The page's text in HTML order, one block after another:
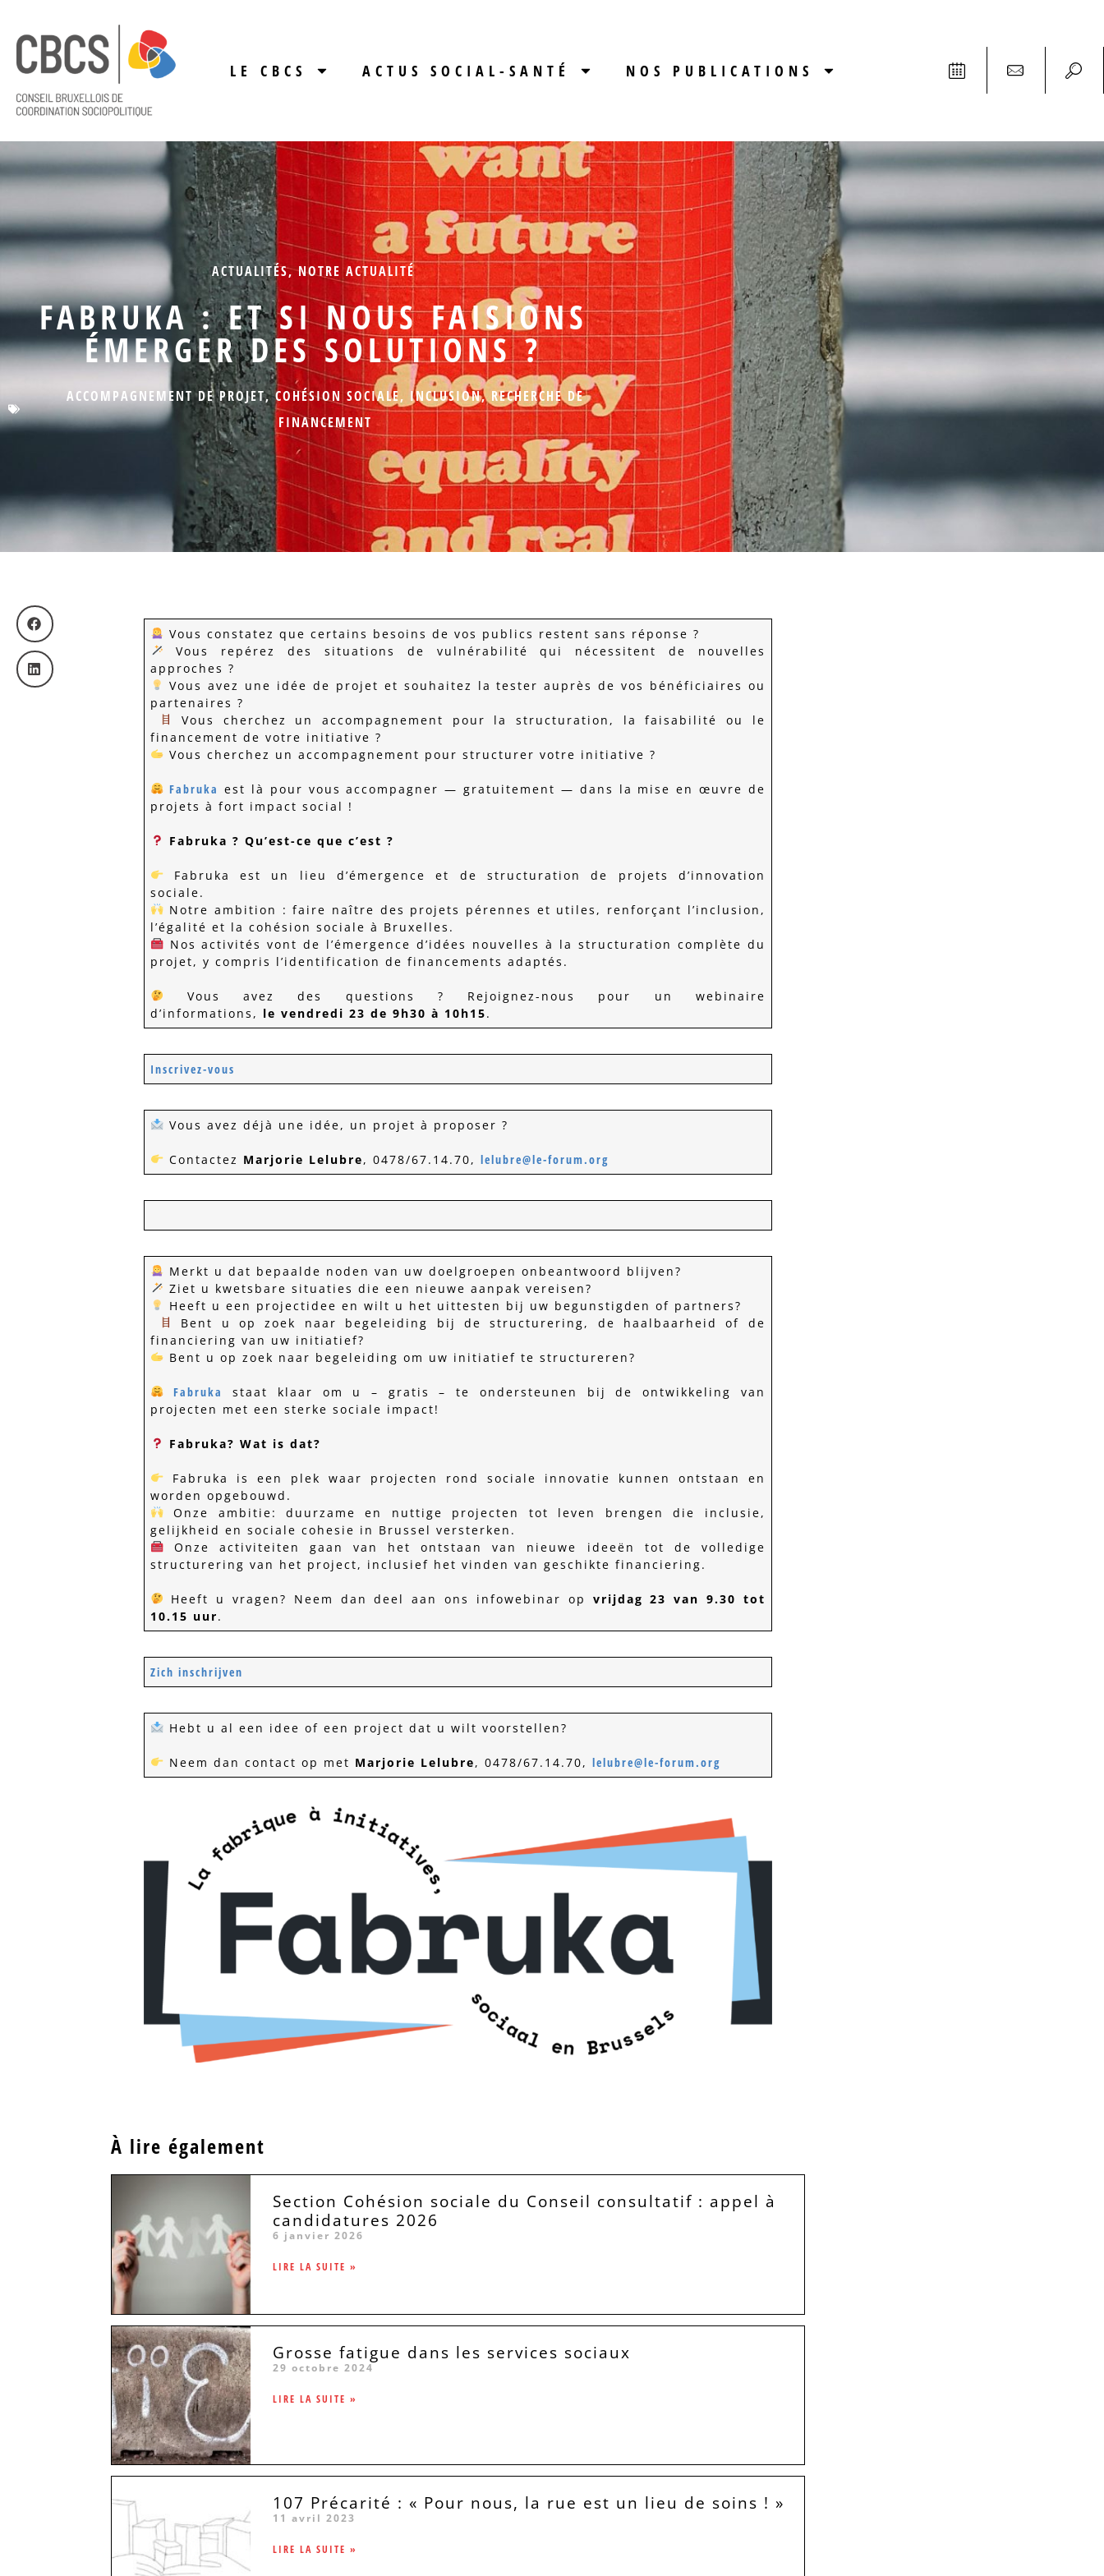
LE CBCS ACTUS SOCIAL-SANTÉ NOS PUBLICATIONS
ACTUALITÉS,NOTRE ACTUALITÉ
FABRUKA : ET SI NOUS FAISIONS
ÉMERGER DES SOLUTIONS ?
ACCOMPAGNEMENT DE PROJET,COHÉSION SOCIALE, INCLUSION,RECHERCHE DE
FINANCEMENT
Vous constatez que certains besoins de vos publics restent sans réponse ?
Vous repérez des situations de vulnérabilité qui nécessitent de nouvelles
approches ?
Vous avez une idée de projet et souhaitez la tester auprès de vos bénéficiaires ou
partenaires ?
Vous cherchez un accompagnement pour la structuration, la faisabilité ou le
financement de votre initiative ?
Vous cherchez un accompagnement pour structurer votre initiative ?
Fabrukaest là pour vous accompagner — gratuitement — dans la mise en œuvre de
projets à fort impact social !
Fabruka ? Qu’est-ce que c’est ?
Fabruka est un lieu d’émergence et de structuration de projets d’innovation
sociale.
Notre ambition : faire naître des projets pérennes et utiles, renforçant l’inclusion,
l’égalité et la cohésion sociale à Bruxelles.
Nos activités vont de l’émergence d’idées nouvelles à la structuration complète du
projet, y compris l’identification de financements adaptés.
Vous avez des questions ? Rejoignez-nous pour un webinaire
d’informations, le vendredi 23 de 9h30 à 10h15.
Inscrivez-vous
Vous avez déjà une idée, un projet à proposer ?
Contactez Marjorie Lelubre, 0478/67.14.70, lelubre@le-forum.org
Merkt u dat bepaalde noden van uw doelgroepen onbeantwoord blijven?
Ziet u kwetsbare situaties die een nieuwe aanpak vereisen?
Heeft u een projectidee en wilt u het uittesten bij uw begunstigden of partners?
Bent u op zoek naar begeleiding bij de structurering, de haalbaarheid of de
financiering van uw initiatief?
Bent u op zoek naar begeleiding om uw initiatief te structureren?
Fabruka
staat klaar om u – gratis – te ondersteunen bij de ontwikkeling van
projecten met een sterke sociale impact!
Fabruka? Wat is dat?
Fabruka is een plek waar projecten rond sociale innovatie kunnen ontstaan en
worden opgebouwd.
Onze ambitie: duurzame en nuttige projecten tot leven brengen die inclusie,
gelijkheid en sociale cohesie in Brussel versterken.
Onze activiteiten gaan van het ontstaan van nieuwe ideeën tot de volledige
structurering van het project, inclusief het vinden van geschikte financiering.
Heeft u vragen? Neem dan deel aan ons infowebinar op vrijdag 23 van 9.30 tot
10.15 uur.
Zich inschrijven
Hebt u al een idee of een project dat u wilt voorstellen?
Neem dan contact op met Marjorie Lelubre, 0478/67.14.70, lelubre@le-forum.org
À lire également
Section Cohésion sociale du Conseil consultatif : appel à
candidatures 2026
6 janvier 2026
LIRE LA SUITE »
Grosse fatigue dans les services sociaux
29 octobre 2024
LIRE LA SUITE »
107 Précarité : « Pour nous, la rue est un lieu de soins ! »
11 avril 2023
LIRE LA SUITE »